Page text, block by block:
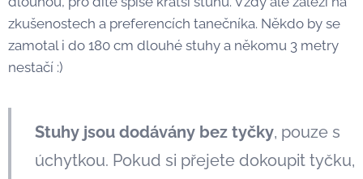
zkušenostech a preferencích tanečníka. Někdo by se
zamotal i do 180 cm dlouhé stuhy a někomu 3 metry
nestačí :)
Stuhy jsou dodávány bez tyčky, pouze s
úchytkou. Pokud si přejete dokoupit tyčku,